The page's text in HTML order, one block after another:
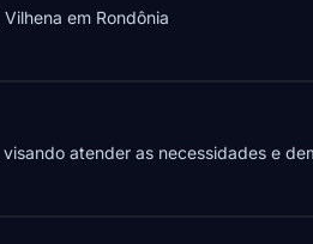
em Rondônia
atender as necessidades e